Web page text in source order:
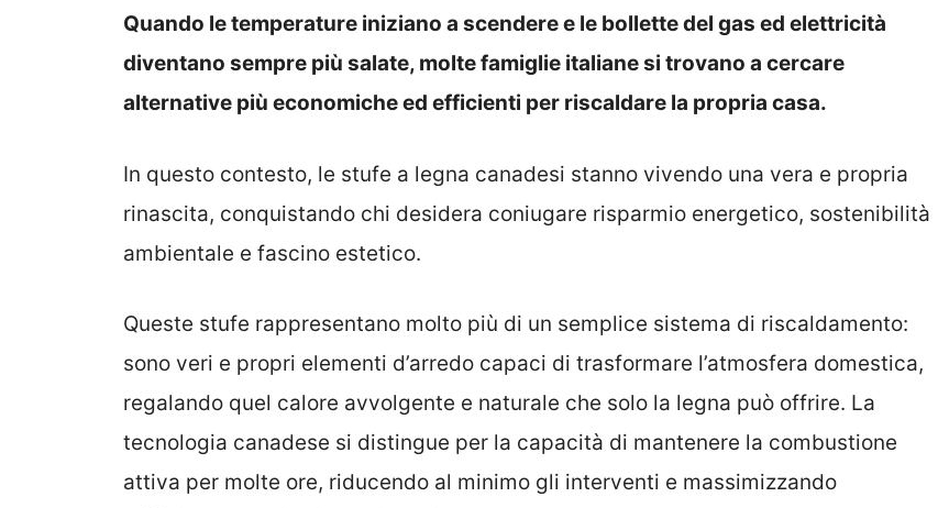
Quando le temperature iniziano a scendere e le bollette del gas ed elettricità
diventano sempre più salate, molte famiglie italiane si trovano a cercare
alternative più economiche ed efficienti per riscaldare la propria casa.
In questo contesto, le stufe a legna canadesi stanno vivendo una vera e propria
rinascita, conquistando chi desidera coniugare risparmio energetico, sostenibilità
ambientale e fascino estetico.
Queste stufe rappresentano molto più di un semplice sistema di riscaldamento:
sono veri e propri elementi d’arredo capaci di trasformare l’atmosfera domestica,
regalando quel calore avvolgente e naturale che solo la legna può offrire. La
tecnologia canadese si distingue per la capacità di mantenere la combustione
attiva per molte ore, riducendo al minimo gli interventi e massimizzando